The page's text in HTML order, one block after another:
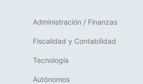
Administración / Finanzas
Fiscalidad y Contabilidad
Tecnología
Autónomos